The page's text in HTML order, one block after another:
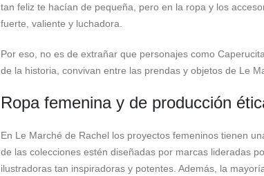
tan feliz te hacían de pequeña, pero en la ropa y los
fuerte, valiente y luchadora.
Por eso, no es de extrañar que personajes como
de la historia, convivan entre las prendas y objetos de Le
Ropa femenina y de producción
En Le Marché de Rachel los proyectos femeninos tienen
de las colecciones estén diseñadas por marcas lideradas
ilustradoras tan inspiradoras y potentes. Además, la